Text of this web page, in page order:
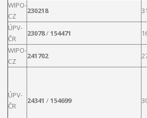
WIPO-
CZ
230218
ÚPV-
ČR
23078/154471
WIPO-
CZ
241702
ÚPV-
ČR
24341 /154699